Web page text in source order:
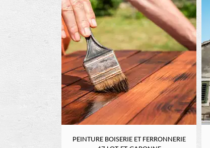
PEINTURE BOISERIE ET FERRONNERIE